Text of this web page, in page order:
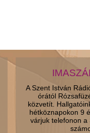
A Szent István
órától
közvetít.
hétköznapokon 9
várjuk telefonon